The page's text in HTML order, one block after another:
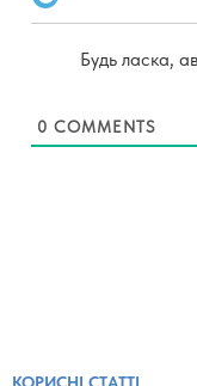
Будь ласка,
0 COMMENTS